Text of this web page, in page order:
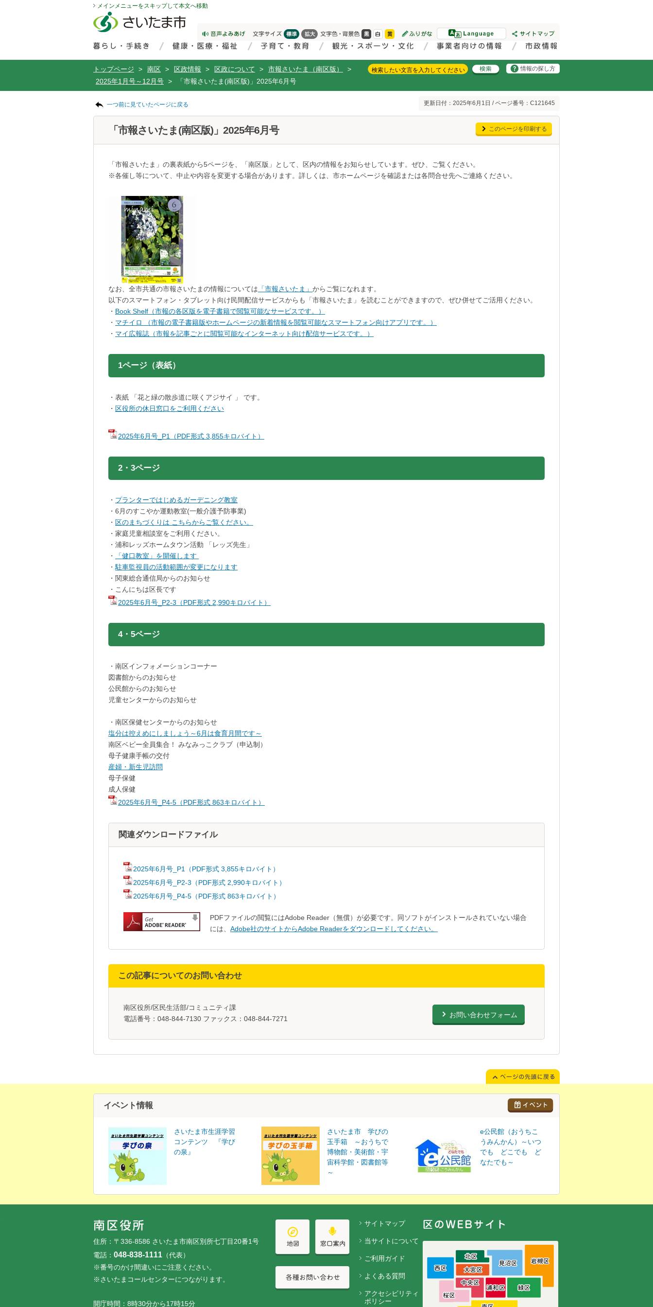
メインメニューをスキップして本文へ移動
トップページ > 南区 > 区政情報 > 区政について > 市報さいたま（南区版）
>
2025年1月号～12月号 > 「市報さいたま(南区版)」2025年6月号
情報の探し方
一つ前に見ていたページに戻る 更新日付：2025年6月1日 / ページ番号：C121645
「市報さいたま(南区版)」2025年6月号 このページを印刷する
「市報さいたま」の裏表紙から5ページを、「南区版」として、区内の情報をお知らせしています。ぜひ、ご覧ください。
※各催し等について、中止や内容を変更する場合があります。詳しくは、市ホームページを確認または各問合せ先へご連絡ください。
なお、全市共通の市報さいたまの情報については 「市報さいたま」 からご覧になれます。
以下のスマートフォン・タブレット向け民間配信サービスからも「市報さいたま」を読むことができますので、ぜひ併せてご活用ください。
・ Book Shelf（市報の各区版を電子書籍で閲覧可能なサービスです。）
・ マチイロ （市報の電子書籍版やホームページの新着情報を閲覧可能なスマートフォン向けアプリです。）
・ マイ広報誌（市報を記事ごとに閲覧可能なインターネット向け配信サービスです。）
1ページ（表紙）
・表紙 「花と緑の散歩道に咲くアジサイ 」 です。
・ 区役所の休日窓口をご利用ください
2025年6月号_P1（PDF形式 3,855キロバイト）
2・3ページ
・ プランターではじめるガーデニング教室
・6月のすこやか運動教室(一般介護予防事業)
・ 区のまちづくりは こちらからご覧ください。
・家庭児童相談室をご利用ください。
・浦和レッズホームタウン活動 「レッズ先生」
・
「健口教室」を開催します
・ 駐車監視員の活動範囲が変更になります
・関東総合通信局からのお知らせ
・こんにちは区長です
2025年6月号_P2-3（PDF形式 2,990キロバイト）
4・5ページ
・南区インフォメーションコーナー
図書館からのお知らせ
公民館からのお知らせ
児童センターからのお知らせ
・南区保健センターからのお知らせ
塩分は控えめにしましょう～6月は食育月間です～
南区ベビー全員集合！ みなみっこクラブ（申込制）
母子健康手帳の交付
産婦・新生児訪問
母子保健
成人保健
2025年6月号_P4-5（PDF形式 863キロバイト）
関連ダウンロードファイル
2025年6月号_P1（PDF形式 3,855キロバイト）
2025年6月号_P2-3（PDF形式 2,990キロバイト）
2025年6月号_P4-5（PDF形式 863キロバイト）
PDFファイルの閲覧にはAdobe Reader（無償）が必要です。同ソフトがインストールされていない場合
には、 Adobe社のサイトからAdobe Readerをダウンロードしてください。
この記事についてのお問い合わせ
南区役所/区民生活部/コミュニティ課
電話番号：048-844-7130 ファックス：048-844-7271
お問い合わせフォーム
イベント情報
さいたま市生涯学習
コンテンツ 『学び
の泉』
さいたま市 学びの
玉手箱 ～おうちで
博物館・美術館・宇
宙科学館・図書館等
～
e公民館（おうちこ
うみんかん）～いつ
でも どこでも ど
なたでも～
住所：〒336-8586 さいたま市南区別所七丁目20番1号
電話： 048-838-1111 （代表）
※番号のかけ間違いにご注意ください。
※さいたまコールセンターにつながります。
開庁時間：8時30分から17時15分
サイトマップ
当サイトについて
ご利用ガイド
よくある質問
アクセシビリティ
ポリシー